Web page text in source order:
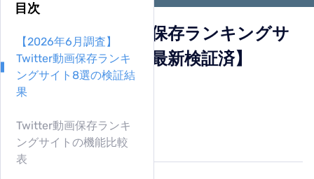
TuneFab VideoOne
アマプラ動画 ダウンローダー
Youtube 動画 ダウンローダー
Netflix 動画 ダウンローダー
OnlyFans 動画 ダウンローダー
U-NEXT 動画ダウンローダー
Music One
TuneFab MusicOne
Apple Music 変換
Amazon Music 変換
Youtube Music 変換
活用記事
サポート
Twitter（X）動画保存ランキングサ
イト8選【2026年最新検証済】
By 佐鳥雅子
46.1K 閲覧数
5-minぐらい読めます
目次
【2026年6月調査】
Twitter動画保存ランキ
ングサイト8選の検証結
果
Twitter動画保存ランキ
ングサイトの機能比較
表